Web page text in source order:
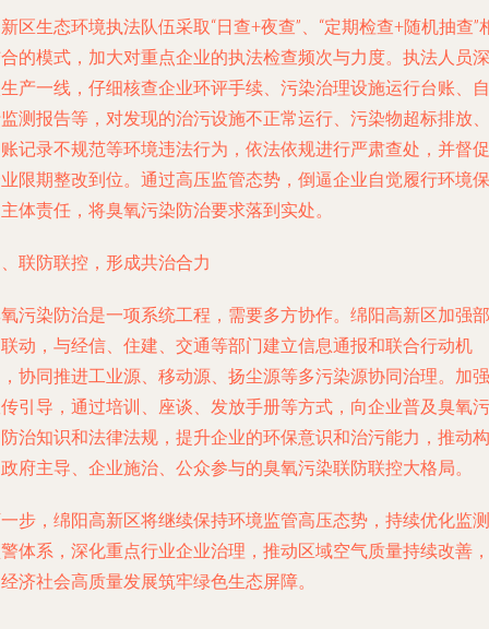
区生态环境执法队伍采取“日查+夜查”、“定期检查+随机抽查”
的模式，加大对重点企业的执法检查频次与力度。执法人员深
产一线，仔细核查企业环评手续、污染治理设施运行台账、自
测报告等，对发现的治污设施不正常运行、污染物超标排放、
记录不规范等环境违法行为，依法依规进行严肃查处，并督促
限期整改到位。通过高压监管态势，倒逼企业自觉履行环境保
体责任，将臭氧污染防治要求落到实处。
联防联控，形成共治合力
污染防治是一项系统工程，需要多方协作。绵阳高新区加强部
动，与经信、住建、交通等部门建立信息通报和联合行动机
协同推进工业源、移动源、扬尘源等多污染源协同治理。加强
引导，通过培训、座谈、发放手册等方式，向企业普及臭氧污
治知识和法律法规，提升企业的环保意识和治污能力，推动构
府主导、企业施治、公众参与的臭氧污染联防联控大格局。
步，绵阳高新区将继续保持环境监管高压态势，持续优化监测
体系，深化重点行业企业治理，推动区域空气质量持续改善，
济社会高质量发展筑牢绿色生态屏障。